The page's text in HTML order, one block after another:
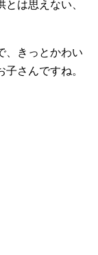
は思えない、
、きっとかわい
さんですね。